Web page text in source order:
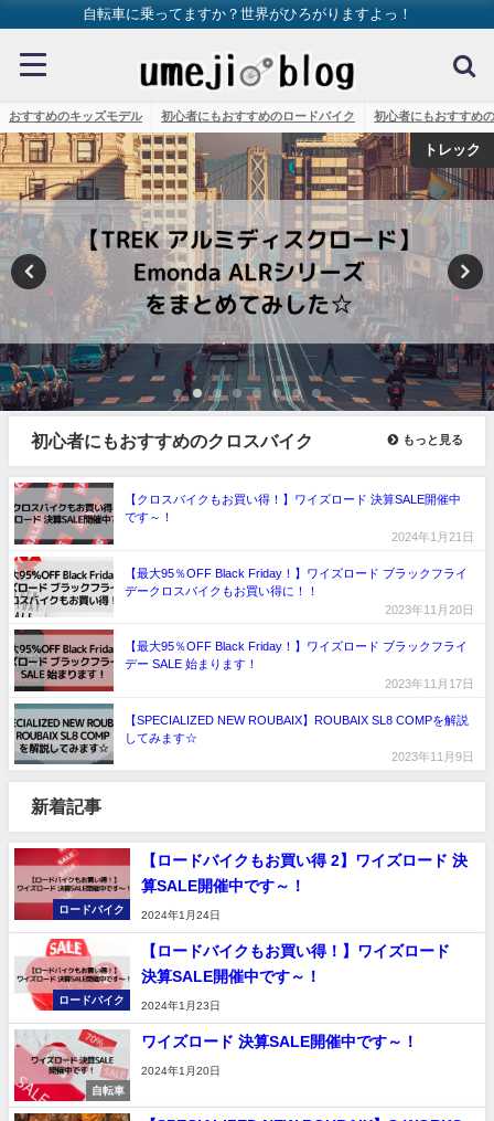
自転車に乗ってますか？世界がひろがりますよっ！
おすすめのキッズモデル 初心者にもおすすめのロードバイク 初心者にもおすすめ
トレック
初心者にもおすすめのクロスバイク もっと見る
2024年1月21日
【クロスバイクもお買い得！】ワイズロード 決算SALE開催中
です～！
2023年11月20日
【最大95％OFF Black Friday！】ワイズロード ブラックフライ
デークロスバイクもお買い得に！！
2023年11月17日
【最大95％OFF Black Friday！】ワイズロード ブラックフライ
デー SALE 始まります！
2023年11月9日
【SPECIALIZED NEW ROUBAIX】ROUBAIX SL8 COMPを解説
してみます☆
新着記事
ロードバイク
【ロードバイクもお買い得 2】ワイズロード 決
算SALE開催中です～！
2024年1月24日
ロードバイク
【ロードバイクもお買い得！】ワイズロード
決算SALE開催中です～！
2024年1月23日
自転車
ワイズロード 決算SALE開催中です～！
2024年1月20日